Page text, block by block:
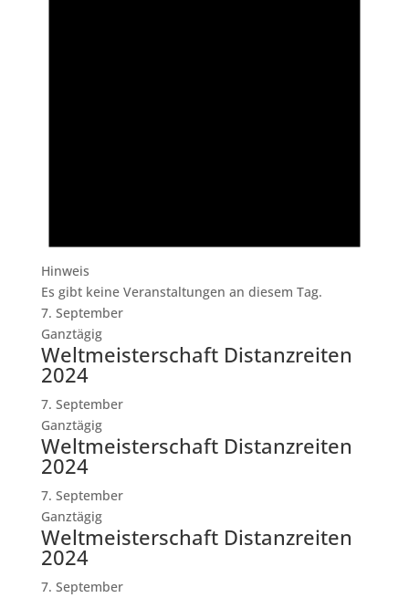
Hinweis
Es gibt keine Veranstaltungen an diesem Tag.
7. September
Ganztägig
Weltmeisterschaft Distanzreiten
2024
7. September
Ganztägig
Weltmeisterschaft Distanzreiten
2024
7. September
Ganztägig
Weltmeisterschaft Distanzreiten
2024
7. September